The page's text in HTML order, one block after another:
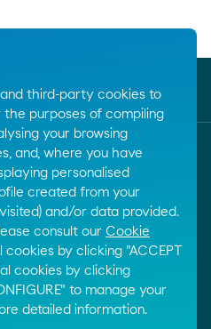
and third-party cookies to
purposes of compiling
your browsing
and, where you have
personalised
created from your
and/or data provided.
consult our Cookie
by clicking "ACCEPT
cookies by clicking
to manage your
detailed information.